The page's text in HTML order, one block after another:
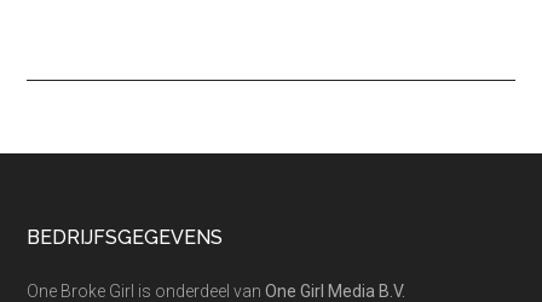
Footer
BEDRIJFSGEGEVENS
One Broke Girl is onderdeel vanOne Girl Media B.V.